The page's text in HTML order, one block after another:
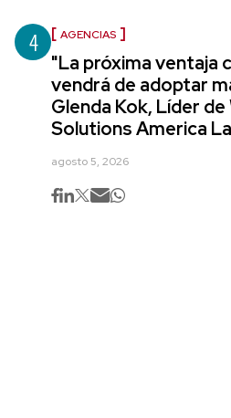
4 AGENCIAS
"La próxima ventaja
vendrá de adoptar
Glenda Kok, Líder
Solutions America
agosto 5, 2026